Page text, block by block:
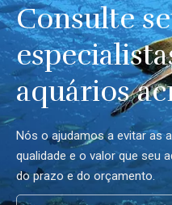
Consulte
aquários
Nós o ajudamos a evitar as
qualidade e o valor que seu
do prazo e do orçamento.